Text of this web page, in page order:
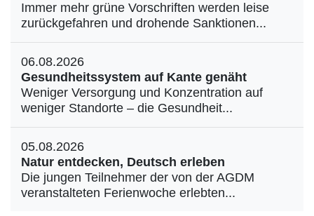
Immer mehr grüne Vorschriften werden leise
zurückgefahren und drohende Sanktionen...
06.08.2026
Gesundheitssystem auf Kante genäht
Weniger Versorgung und Konzentration auf
weniger Standorte – die Gesundheit...
05.08.2026
Natur entdecken, Deutsch erleben
Die jungen Teilnehmer der von der AGDM
veranstalteten Ferienwoche erlebten...